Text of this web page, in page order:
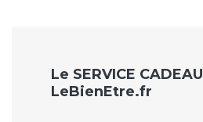
Le SERVICE CADEAU
LeBienEtre.fr